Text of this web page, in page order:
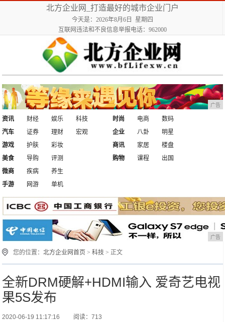
北方企业网_打造最好的城市企业门户
今天是：2026年8月6日 星期四
互联网违法和不良信息举报电话：962000
广告
资讯 财经 娱乐
科技
汽车
证券 理财 宏观
时尚 电商
数码
企业
八卦
明星
游戏
护肤
彩妆
美食
导购 评测
商讯 家居
楼盘
购物
课程
出国
微商
疾病
养生
手游
网游 单机
广告
您的位置：北方企业网首页 >科技 > 正文
全新DRM硬解+HDMI输入 爱奇艺电视
果5S发布
2020-06-19 11:17:16 阅读：713